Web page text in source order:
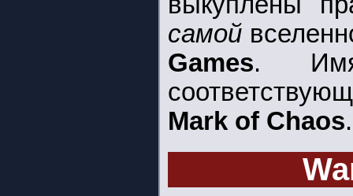
самой
Games. Имя
Mark of Chaos.